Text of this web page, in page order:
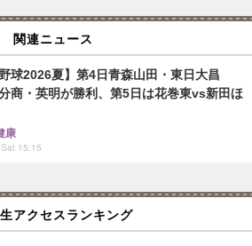
関連ニュース
野球2026夏】第4日青森山田・東日大昌
商・英明が勝利、第5日は花巻東vs新田ほ
康
15:15
アクセスランキング